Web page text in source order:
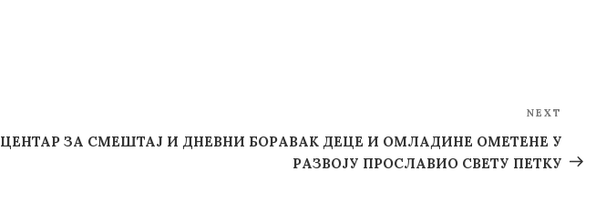
NEXT
ЦЕНТАР ЗА СМЕШТАЈ И ДНЕВНИ БОРАВАК ДЕЦЕ И ОМЛАДИНЕ ОМЕТЕНЕ У
РАЗВОЈУ ПРОСЛАВИО СВЕТУ ПЕТКУ